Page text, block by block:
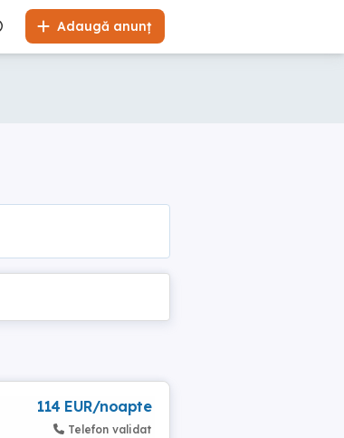
Adaugă anunț
114 EUR/noapte
Telefon validat